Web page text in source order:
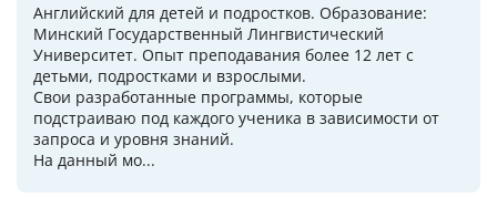
Английский для детей и подростков. Образование:
Минский Государственный Лингвистический
Университет. Опыт преподавания более 12 лет с
детьми, подростками и взрослыми.
Свои разработанные программы, которые
подстраиваю под каждого ученика в зависимости от
запроса и уровня знаний.
На данный мо...